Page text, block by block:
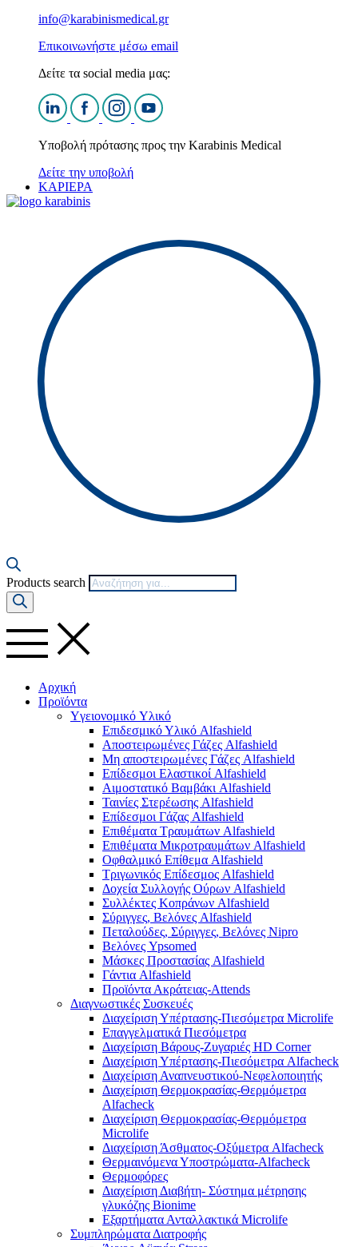
info@karabinismedical.gr
Επικοινωνήστε μέσω email
Δείτε τα social media μας:
Υποβολή πρότασης προς την Karabinis Medical
Δείτε την υποβολή
ΚΑΡΙΕΡΑ
Products search
Αρχική
Προϊόντα
Yγειονομικό Yλικό
Επιδεσμικό Υλικό Alfashield
Αποστειρωμένες Γάζες Alfashield
Μη αποστειρωμένες Γάζες Alfashield
Επίδεσμοι Ελαστικοί Alfashield
Αιμοστατικό Βαμβάκι Alfashield
Ταινίες Στερέωσης Alfashield
Επίδεσμοι Γάζας Alfashield
Επιθέματα Τραυμάτων Alfashield
Επιθέματα Μικροτραυμάτων Alfashield
Οφθαλμικό Eπίθεμα Alfashield
Τριγωνικός Επίδεσμος Alfashield
Δοχεία Συλλογής Ούρων Alfashield
Συλλέκτες Κοπράνων Alfashield
Σύριγγες, Βελόνες Alfashield
Πεταλούδες, Σύριγγες, Βελόνες Nipro
Βελόνες Ypsomed
Μάσκες Προστασίας Alfashield
Γάντια Alfashield
Προϊόντα Ακράτειας-Attends
Διαγνωστικές Συσκευές
Διαχείριση Υπέρτασης-Πιεσόμετρα Microlife
Επαγγελματικά Πιεσόμετρα
Διαχείριση Βάρους-Ζυγαριές HD Corner
Διαχείριση Υπέρτασης-Πιεσόμετρα Alfacheck
Διαχείριση Αναπνευστικού-Νεφελοποιητής
Διαχείριση Θερμοκρασίας-Θερμόμετρα
Alfacheck
Διαχείριση Θερμοκρασίας-Θερμόμετρα
Microlife
Διαχείριση Άσθματος-Οξύμετρα Alfacheck
Θερμαινόμενα Υποστρώματα-Alfacheck
Θερμοφόρες
Διαχείριση Διαβήτη- Σύστημα μέτρησης
γλυκόζης Bionime
Εξαρτήματα Ανταλλακτικά Microlife
Συμπληρώματα Διατροφής